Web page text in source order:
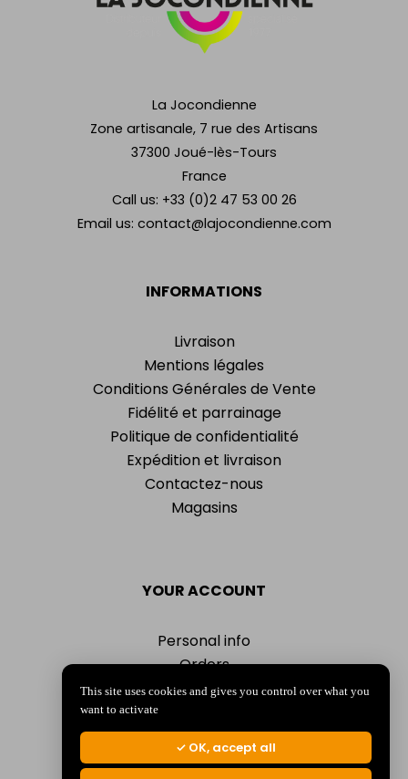
INFORMATIONS
Livraison
Mentions légales
Conditions Générales de Vente
Fidélité et parrainage
Politique de confidentialité
Expédition et livraison
Contactez-nous
Magasins
YOUR ACCOUNT
Personal info
Orders
Addresses
My alerts
La Jocondienne
Zone artisanale, 7 rue des Artisans
37300 Joué-lès-Tours
France
Call us: +33 (0)2 47 53 00 26
Email us: contact@lajocondienne.com
This site uses cookies and gives you control over what you
want to activate
OK, accept all